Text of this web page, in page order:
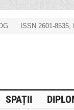
ISSN 2601-
SPAȚII